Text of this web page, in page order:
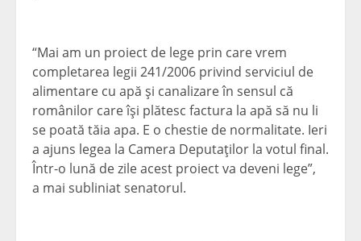
“Mai am un proiect de lege prin care vrem
completarea legii 241/2006 privind serviciul de
alimentare cu apă şi canalizare în sensul că
românilor care îşi plătesc factura la apă să nu li
se poată tăia apa. E o chestie de normalitate. Ieri
a ajuns legea la Camera Deputaţilor la votul final.
Într-o lună de zile acest proiect va deveni lege”,
a mai subliniat senatorul.